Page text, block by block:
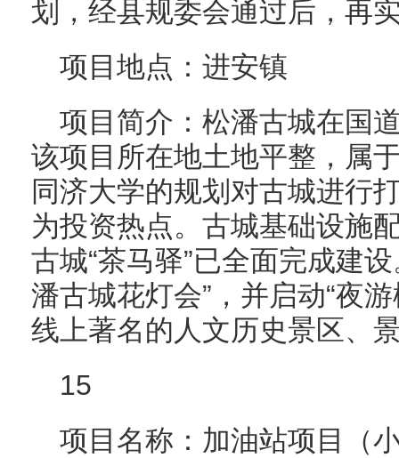
划，经县规委会通过后，再
项目地点：进安镇
项目简介：松潘古城在国
该项目所在地土地平整，属
同济大学的规划对古城进行
为投资热点。古城基础设施
古城“茶马驿”已全面完成建
潘古城花灯会”，并启动“夜
线上著名的人文历史景区、
15
项目名称：加油站项目（